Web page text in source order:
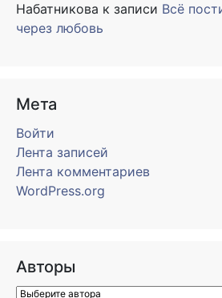
Набатникова к записи Всё
через любовь
Мета
Войти
Лента записей
Лента комментариев
WordPress.org
Авторы